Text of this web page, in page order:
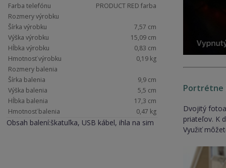
Farba telefónu
PRODUCT RED farba
Rozmery výrobku
Šírka výrobku
7,57 cm
Výška výrobku
15,09 cm
Hĺbka výrobku
0,83 cm
Hmotnosť výrobku
0,19 kg
Rozmery balenia
Šírka balenia
9,9 cm
Výška balenia
5,5 cm
Hĺbka balenia
17,3 cm
Hmotnosť balenia
0,47 kg
Obsah balení:škatuľka, USB kábel, ihla na sim
Portrétne
Dvojitý
priateľov. K
Využiť